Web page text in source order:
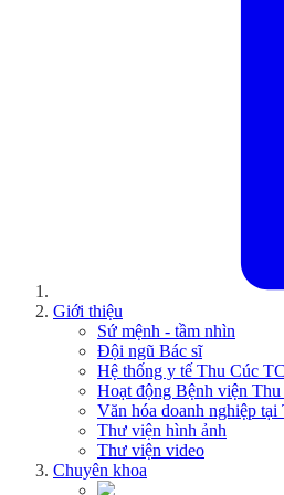
Giới thiệu
Sứ mệnh - tầm nhìn
Đội ngũ Bác sĩ
Hệ thống y tế Thu Cúc
Hoạt động Bệnh viện
Văn hóa doanh nghiệp
Thư viện hình ảnh
Thư viện video
Chuyên khoa